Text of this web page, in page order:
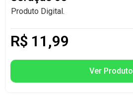
Produto Digital.
R$ 11,99
Ver Produto